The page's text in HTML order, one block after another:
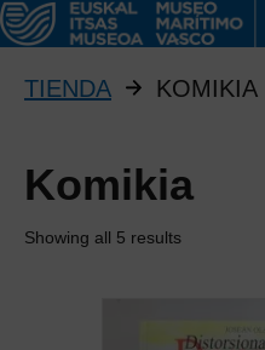
TIENDA KOMIKIA
Komikia
Showing all 5 results